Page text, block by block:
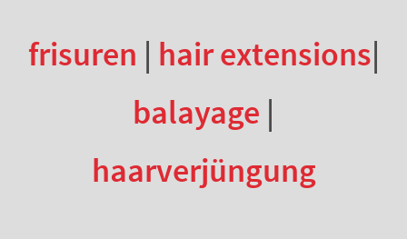
frisuren | hair extensions|
balayage |
haarverjüngung